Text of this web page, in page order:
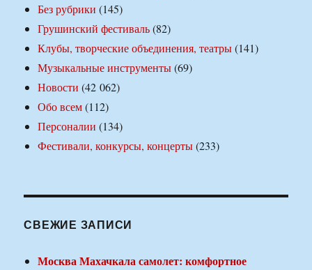
Без рубрики (145)
Грушинский фестиваль(82)
Клубы, творческие объединения, театры(141)
Музыкальные инструменты(69)
Новости (42 062)
Обо всем(112)
Персоналии (134)
Фестивали, конкурсы, концерты(233)
СВЕЖИЕ ЗАПИСИ
Москва Махачкала самолет: комфортное